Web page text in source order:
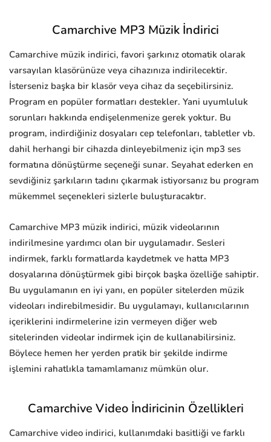
Camarchive MP3 Müzik İndirici
Camarchive müzik indirici, favori şarkınız otomatik olarak
varsayılan klasörünüze veya cihazınıza indirilecektir.
İsterseniz başka bir klasör veya cihaz da seçebilirsiniz.
Program en popüler formatları destekler. Yani uyumluluk
sorunları hakkında endişelenmenize gerek yoktur. Bu
program, indirdiğiniz dosyaları cep telefonları, tabletler vb.
dahil herhangi bir cihazda dinleyebilmeniz için mp3 ses
formatına dönüştürme seçeneği sunar. Seyahat ederken en
sevdiğiniz şarkıların tadını çıkarmak istiyorsanız bu program
mükemmel seçenekleri sizlerle buluşturacaktır.
Camarchive MP3 müzik indirici, müzik videolarının
indirilmesine yardımcı olan bir uygulamadır. Sesleri
indirmek, farklı formatlarda kaydetmek ve hatta MP3
dosyalarına dönüştürmek gibi birçok başka özelliğe sahiptir.
Bu uygulamanın en iyi yanı, en popüler sitelerden müzik
videoları indirebilmesidir. Bu uygulamayı, kullanıcılarının
içeriklerini indirmelerine izin vermeyen diğer web
sitelerinden videolar indirmek için de kullanabilirsiniz.
Böylece hemen her yerden pratik bir şekilde indirme
işlemini rahatlıkla tamamlamanız mümkün olur.
Camarchive Video İndiricinin Özellikleri
Camarchive video indirici, kullanımdaki basitliği ve farklı